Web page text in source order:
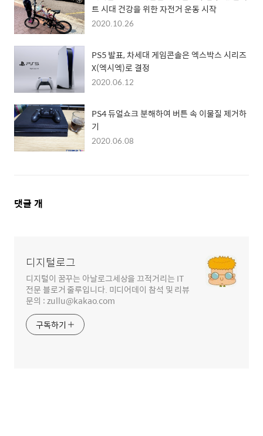
트 시대 건강을 위한 자전거 운동 시작
2020.10.26
PS5 발표, 차세대 게임콘솔은 엑스박스 시리즈
X(엑시엑)로 결정
2020.06.12
PS4 듀얼쇼크 분해하여 버튼 속 이물질 제거하
기
2020.06.08
댓
댓글 개
디지털로그
디지털이 꿈꾸는 아날로그세상을 끄적거리는 IT
전문 블로거 줄루입니다. 미디어데이 참석 및 리뷰
문의 : zullu@kakao.com
구독하기